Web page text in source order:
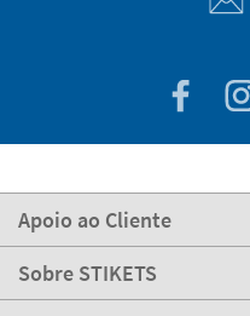
Apoio ao Cliente
Sobre STIKETS